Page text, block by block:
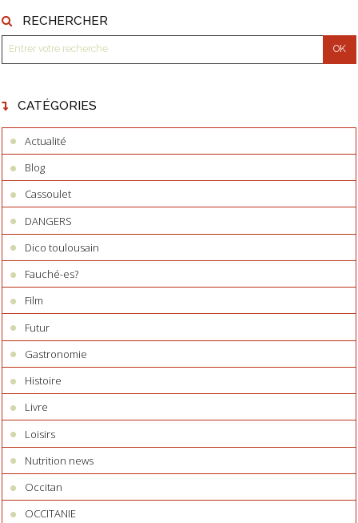
RECHERCHER
CATÉGORIES
Actualité
Blog
Cassoulet
DANGERS
Dico toulousain
Fauché-es?
Film
Futur
Gastronomie
Histoire
Livre
Loisirs
Nutrition news
Occitan
OCCITANIE